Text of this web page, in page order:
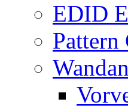
EDID
Pattern